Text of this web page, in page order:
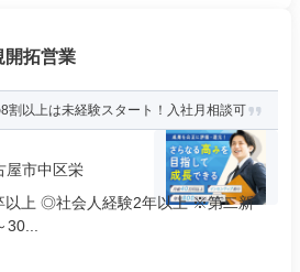
開拓営業
割以上は未経験スタート！入社月相談可
屋市中区栄
以上 ◎社会人経験2年以上 ※第二新